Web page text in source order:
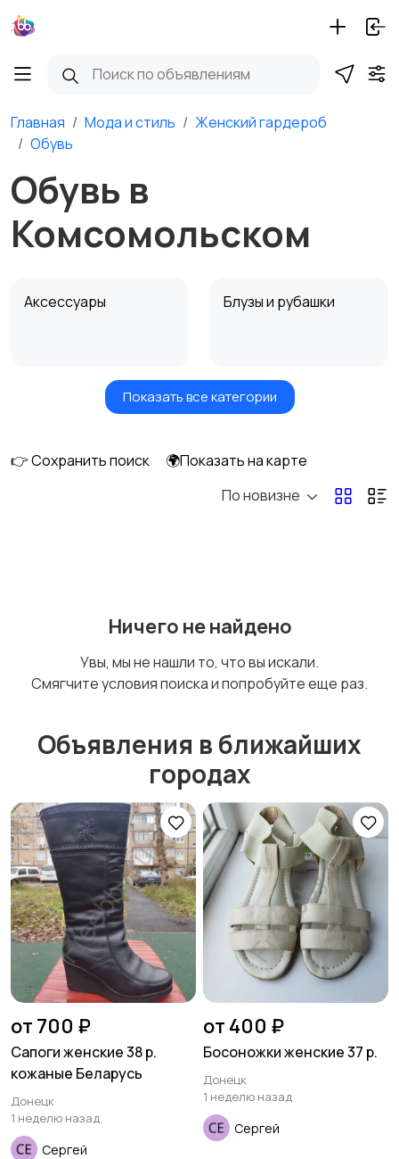
Главная Мода и стиль
Женский гардероб
Обувь
Обувь в
Комсомольском
Аксессуары Блузы и рубашки
Будущим мамам Верхняя одежда
Домашняя одежда
Пиджаки и костюмы Платья и юбки
Трикотаж Спортивная одежда
Футболки и топы Штаны и шорты
Другая женская
одежда
Показать все категории
👉 Сохранить поиск
🌍Показать на карте
По новизне
Ничего не найдено
Увы, мы не нашли то, что вы искали.
Смягчите условия поиска и попробуйте еще раз.
Объявления в ближайших
городах
от 700 ₽
Сапоги женские 38 р.
кожаные Беларусь
Донецк
1 неделю назад
Сергей
от 400 ₽
Босоножки женские 37 р.
Донецк
1 неделю назад
Сергей